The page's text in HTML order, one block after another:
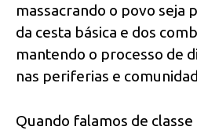
massacrando o povo seja
da cesta básica e dos
mantendo o processo de
nas periferias e
Quando falamos de